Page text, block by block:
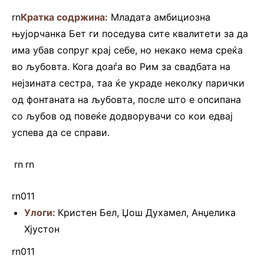
rnКратка содржина: Младата амбициозна
њујорчанка Бет ги поседува сите квалитети за да
има убав сопруг крај себе, но некако нема среќа
во љубовта. Кога доаѓа во Рим за свадбата на
нејзината сестра, таа ќе украде неколку парички
од фонтаната на љубовта, после што е опсипана
со љубов од повеќе додворувачи со кои едвај
успева да се справи.
rn rn
rn011
Улоги: Кристен Бел, Џош Духамел, Анџелика
Хјустон
rn011